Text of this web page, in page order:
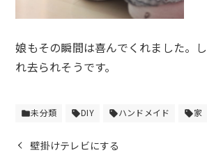
娘もその瞬間は喜んでくれました。
れ去られそうです。
folder未分類 sellDIY sellハンドメイド sell家
壁掛けテレビにする